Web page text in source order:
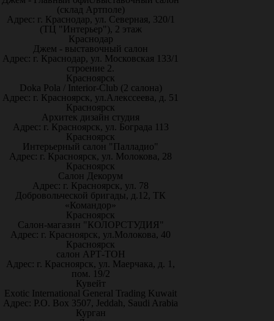
(склад Артполе)
Адрес: г. Краснодар, ул. Северная, 320/1
(ТЦ "Интерьер"), 2 этаж
Краснодар
Джем - выставочный салон
Адрес: г. Краснодар, ул. Московская 133/1
строение 2.
Красноярск
Doka Pola / Interior-Club (2 салона)
Адрес: г. Красноярск, ул.Алекссеева, д. 51
Красноярск
Архитек дизайн студия
Адрес: г. Красноярск, ул. Бограда 113
Красноярск
Интерьерный салон "Палладио"
Адрес: г. Красноярск, ул. Молокова, 28
Красноярск
Салон Декорум
Адрес: г. Красноярск, ул. 78
Добровольческой бригады, д.12, ТК
«Командор»
Красноярск
Салон-магазин "КОЛОРСТУДИЯ"
Адрес: г. Красноярск, ул.Молокова, 40
Красноярск
салон АРТ-ТОН
Адрес: г. Красноярск, ул. Маерчака, д. 1,
пом. 19/2
Кувейт
Exotic International General Trading Kuwait
Адрес: P.O. Box 3507, Jeddah, Saudi Arabia
Курган